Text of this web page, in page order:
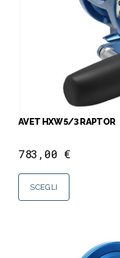
AVET HXW 5/3 RAPTOR
783,00 €
SCEGLI